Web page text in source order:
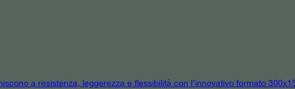
a resistenza, leggerezza e flessibilità con l’innovativo formato